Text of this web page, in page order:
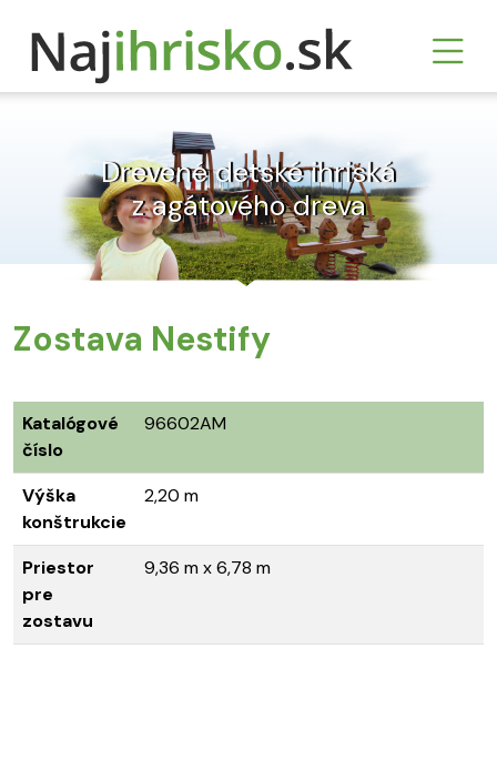
Drevené detské ihriská
z agátového dreva
Zostava Nestify
Katalógové
číslo
96602AM
Výška
konštrukcie
2,20 m
Priestor
pre
zostavu
9,36 m x 6,78 m